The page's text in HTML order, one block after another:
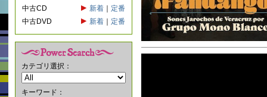
中古CD
新着
定番
中古DVD
新着 定番
カテゴリ選択：
キーワード：